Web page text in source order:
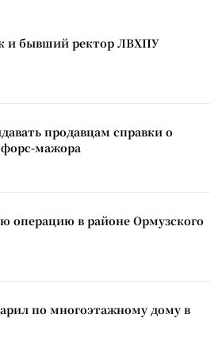
и бывший ректор ЛВХПУ
продавцам справки о
форс-мажора
операцию в районе Ормузского
по многоэтажному дому в